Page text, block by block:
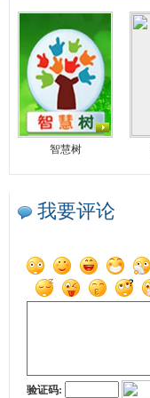
智慧树
我要评论
验证码: